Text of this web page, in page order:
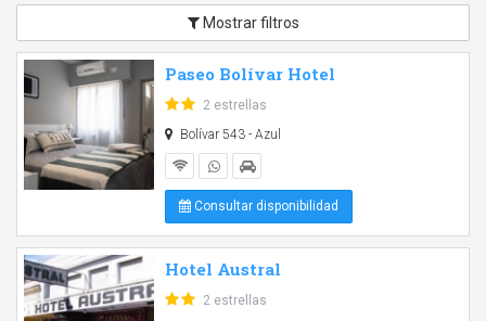
Mostrar filtros
Paseo Bolívar Hotel
2 estrellas
Bolívar 543 - Azul
Consultar disponibilidad
Hotel Austral
2 estrellas